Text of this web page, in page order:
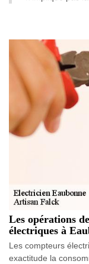
Les opérations
électriques à
Les compteurs
exactitude la